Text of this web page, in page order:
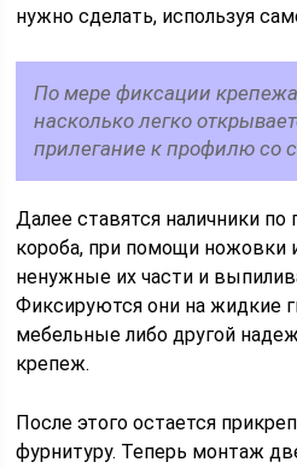
нужно сделать, используя
По мере фиксации
насколько легко
прилегание к профилю со
Далее ставятся наличники
короба, при помощи ножовки
ненужные их части и
Фиксируются они на жидкие
мебельные либо другой
крепеж.
После этого остается
фурнитуру. Теперь монтаж